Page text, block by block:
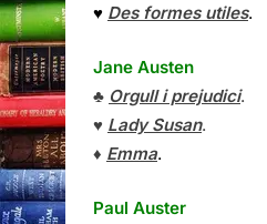
♥ Des formes utiles.
Jane Austen
♣ Orgull i prejudici.
♥ Lady Susan.
♦ Emma.
Paul Auster